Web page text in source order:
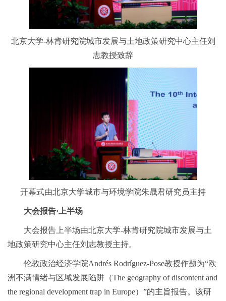
北京大学-林肯研究院城市发展与土地政策研究中心主任刘
志教授致辞
开幕式由北京大学城市与环境学院朱晟君研究员主持
大会报告·上半场
大会报告上半场由北京大学-林肯研究院城市发展与土
地政策研究中心主任刘志教授主持。
伦敦政治经济学院Andrés Rodríguez-Pose教授作题为“欧
洲不满情绪与区域发展陷阱（The geography of discontent and
the regional development trap in Europe）”的主旨报告。该研